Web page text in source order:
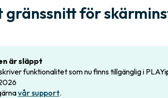
gränssnitt för
är släppt
funktionalitet som nu finns tillgänglig i
vår support.